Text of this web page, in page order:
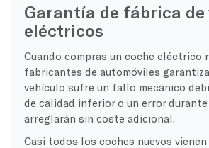
Garantía de fábrica
eléctricos
Cuando compras un coche eléctrico
fabricantes de automóviles
vehículo sufre un fallo mecánico
de calidad inferior o un error
arreglarán sin coste adicional.
Casi todos los coches nuevos vienen